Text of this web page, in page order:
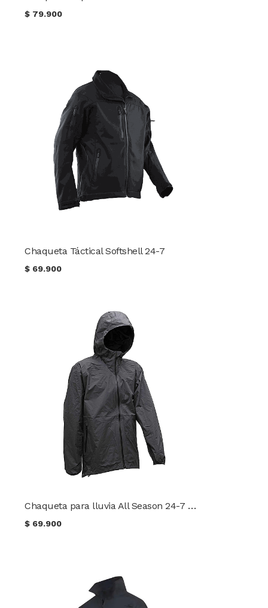
$ 79.900
Chaqueta Táctical Softshell 24-7
$ 69.900
Chaqueta para lluvia All Season 24-7 Series® TRU-SPEC®
$ 69.900